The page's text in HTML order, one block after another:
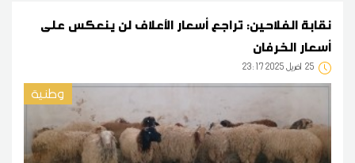
نقابة الفلاحين: تراجع أسعار الأعلاف لن ينعكس على
أسعار الخرفان
25 23:17 2025 أفريل
وطنية